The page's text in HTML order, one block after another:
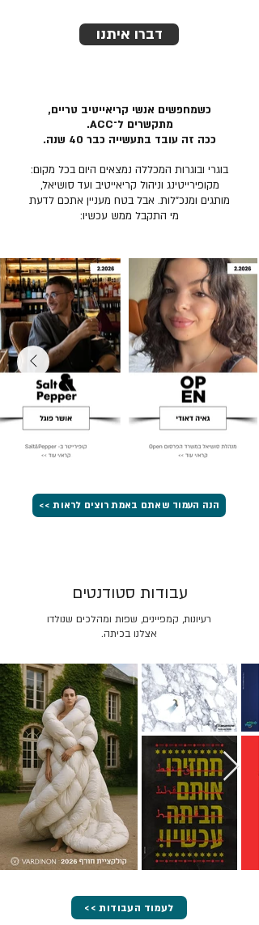
דברו איתנו
כשמחפשים אנשי קריאייטיב טריים,
מתקשרים ל־ACC.
ככה זה עובד בתעשייה כבר 40 שנה.
בוגרי ובוגרות המכללה נמצאים היום בכל מקום:
מקופירייטינג וניהול קריאייטיב ועד סושיאל,
מותגים ומנכ״לות. אבל בטח מעניין אתכם לדעת
מי התקבל ממש עכשיו:
הנה העמוד שאתם באמת רוצים לראות >>
רעיונות, קמפיינים, שפות ומהלכים שנולדו
אצלנו בכיתה.
עבודות סטודנטים
<< לעמוד העבודות